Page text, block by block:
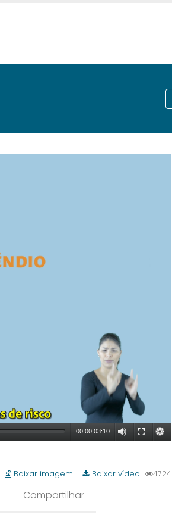
00:00|03:10
Baixar imagem Baixar vídeo 4724
Compartilhar